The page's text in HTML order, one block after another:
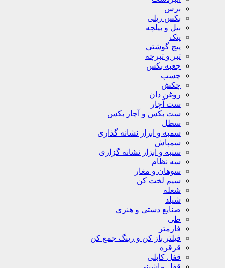
برس
بکس ریلی
بیل و بیلچه
پتک
پیچ گوشتی
تبر و تبرچه
جعبه بکس
چسب
چکش
روغن دان
ست آچار
ست بکس و آچار بکس
سطل
سمبه و ابزار نشانه گذاری
سمپاش
سنبه و ابزار نشانه گزاری
سه نظام
سوهان و مغار
سیم لخت کن
شعله
شیلد
صنایع دستی و هنری
طی
فازمتر
فیلتر باز کن و رینگ جمع کن
قرقره
قفل کابلی